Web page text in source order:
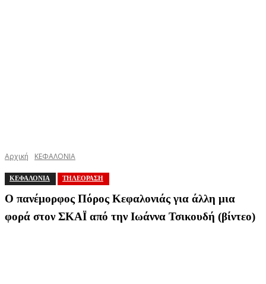
Αρχική ΚΕΦΑΛΟΝΙΑ
ΚΕΦΑΛΟΝΙΑ ΤΗΛΕΟΡΑΣΗ
Ο πανέμορφος Πόρος Κεφαλονιάς για άλλη μια
φορά στον ΣΚΑΪ από την Ιωάννα Τσικουδή (βίντεο)